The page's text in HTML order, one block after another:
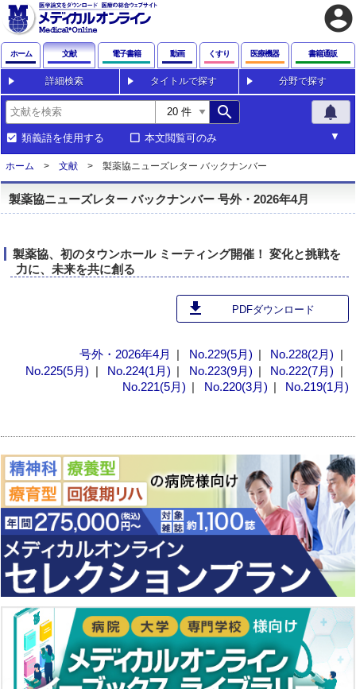
account_circle
ホーム 文献 電子書籍 動画 くすり 医療機器 書籍通販
詳細検索 タイトルで探す 分野で探す
search notifications
類義語を使用する 本文閲覧可のみ
ホーム 文献 製薬協ニューズレター バックナンバー
製薬協ニューズレター バックナンバー 号外・2026年4月
製薬協、初のタウンホール ミーティング開催！ 変化と挑戦を
力に、未来を共に創る
download PDFダウンロード
号外・2026年4月 No.229(5月)
No.228(2月)
No.225(5月)
No.224(1月) No.223(9月)
No.222(7月)
No.221(5月)
No.220(3月) No.219(1月)